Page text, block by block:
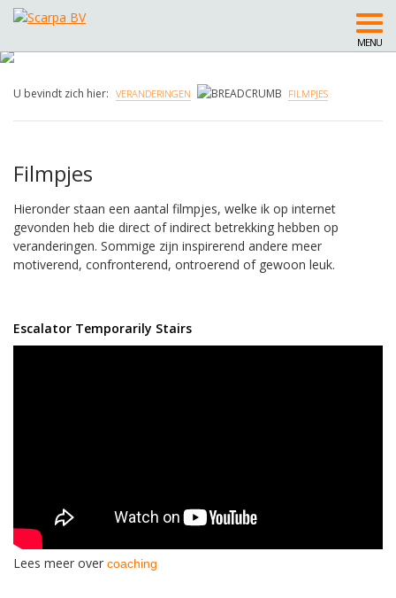
MENU
U bevindt zich hier: VERANDERINGEN FILMPJES
Filmpjes
Hieronder staan een aantal filmpjes, welke ik op internet
gevonden heb die direct of indirect betrekking hebben op
veranderingen. Sommige zijn inspirerend andere meer
motiverend, confronterend, ontroerend of gewoon leuk.
Escalator Temporarily Stairs
Lees meer over coaching